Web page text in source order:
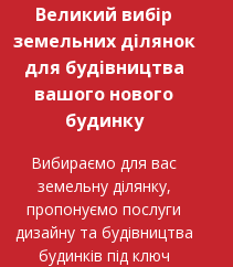
Великий вибір
земельних ділянок
для будівництва
вашого нового
будинку
Вибираємо для вас
земельну ділянку,
пропонуємо послуги
дизайну та будівництва
будинків під ключ